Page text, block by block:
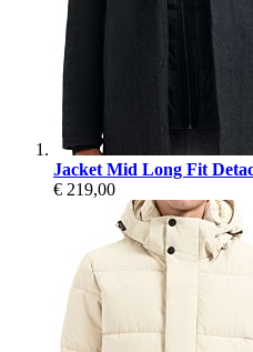
Jacket Mid Long Fit
€ 219,00